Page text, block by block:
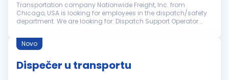
Transportation company Nationwide Freight, Inc. from
Chicago, USA is looking for employees in the dispatch/safety
department. We are looking for: Dispatch Support Operator.
providing updates,...
Novo
Dispečer u transportu